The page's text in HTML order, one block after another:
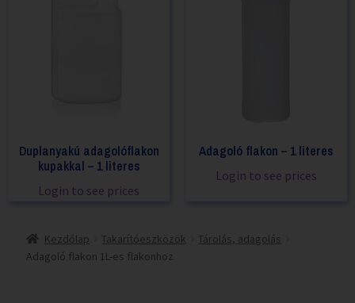
Duplanyakú adagolóflakon
kupakkal – 1 literes
Login to see prices
Adagoló flakon – 1 literes
Login to see prices
Kezdőlap Takarítóeszközök
Tárolás, adagolás
Adagoló flakon 1L-es flakonhoz